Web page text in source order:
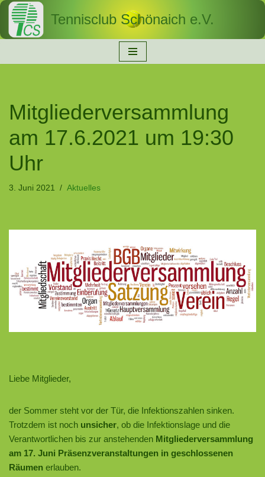
Zum
Tennisclub Schönaich e.V.
Mitgliederversammlung
am 17.6.2021 um 19:30
Uhr
3. Juni 2021 Aktuelles
Liebe Mitglieder,
der Sommer steht vor der Tür, die Infektionszahlen sinken.
Trotzdem ist noch unsicher, ob die Infektionslage und die
Verantwortlichen bis zur anstehenden Mitgliederversammlung
am 17. Juni Präsenzveranstaltungen in geschlossenen
Räumen erlauben.